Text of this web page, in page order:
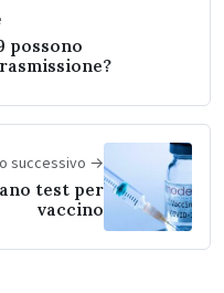
possono
successivo →
test per
vaccino